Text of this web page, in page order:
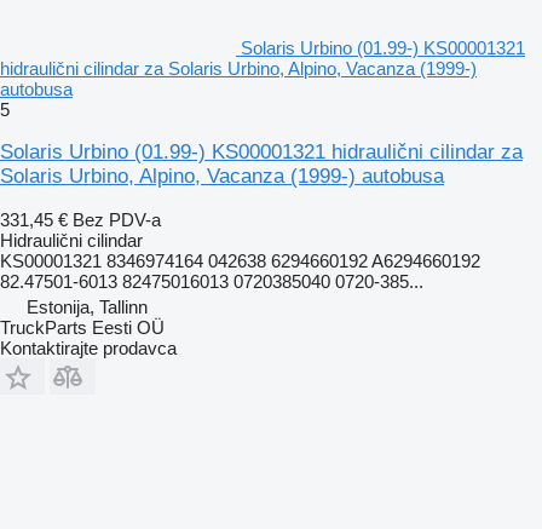
Solaris Urbino (01.99-) KS00001321
hidraulični cilindar za Solaris Urbino, Alpino, Vacanza (1999-)
autobusa
5
Solaris Urbino (01.99-) KS00001321 hidraulični cilindar za
Solaris Urbino, Alpino, Vacanza (1999-) autobusa
331,45 € Bez PDV-a
Hidraulični cilindar
KS00001321 8346974164 042638 6294660192 A6294660192
82.47501-6013 82475016013 0720385040 0720-385...
Estonija, Tallinn
TruckParts Eesti OÜ
Kontaktirajte prodavca